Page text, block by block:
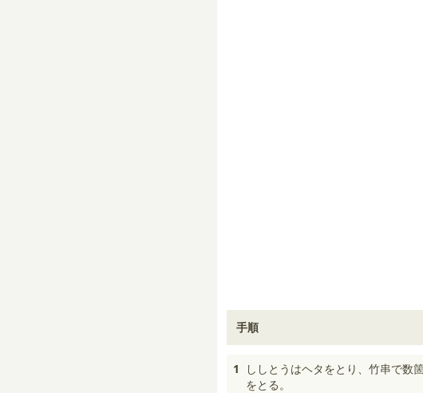
手順
1
ししとうはヘタをとり、竹串で数
をとる。